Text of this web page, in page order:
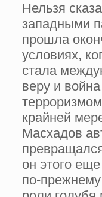
Нельзя
западными
прошла
условиях,
стала
веру и
крайней
Масхадов
он этого
по-